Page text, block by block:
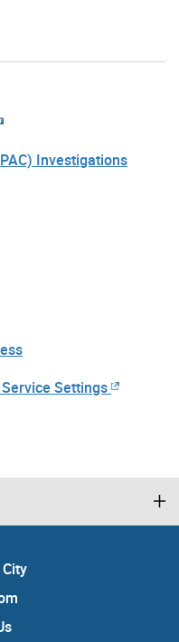
Investigations
Settings